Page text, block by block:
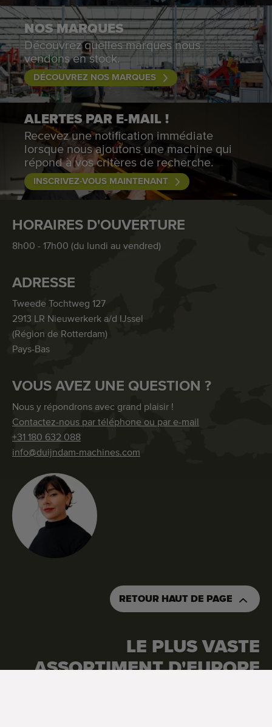
NOS MARQUES
Découvrez quelles marques nous
vendons en stock.
DÉCOUVREZ NOS MARQUES
ALERTES PAR E-MAIL !
Recevez une notification immédiate
lorsque nous ajoutons une machine qui
répond à vos critères de recherche.
INSCRIVEZ-VOUS MAINTENANT
HORAIRES D'OUVERTURE
8h00 - 17h00 (du lundi au vendred)
ADRESSE
Tweede Tochtweg 127
2913 LR Nieuwerkerk a/d IJssel
(Région de Rotterdam)
Pays-Bas
VOUS AVEZ UNE QUESTION ?
Nous y répondrons avec grand plaisir !
Contactez-nous par téléphone ou par e-mail
+31 180 632 088
info@duijndam-machines.com
RETOUR HAUT DE PAGE
LE PLUS VASTE
ASSORTIMENT D'EUROPE